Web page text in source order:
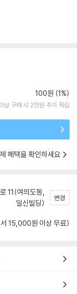
100원 (1%)
상 구매 시 2천원 추가 적립
혜택을 확인하세요
11(여의도동,
일신빌딩)
변경
15,000원 이상 무료)